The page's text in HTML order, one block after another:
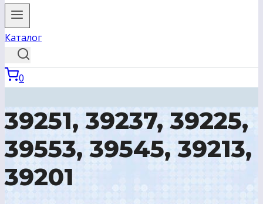
Каталог
0
39251, 39237, 39225,
39553, 39545, 39213,
39201